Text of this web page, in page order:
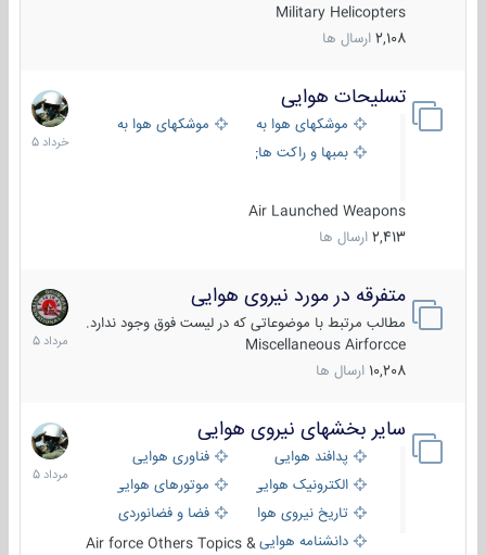
Military Helicopters
2,108 ارسال ها
تسلیحات هوایی
موشکهای هوا به هوا
موشکهای هوا به سطح
بمبها و راکت های هوایی
Air Launched Weapons
2,413 ارسال ها
30
خرداد
1405
متفرقه در مورد نیروی هوایی
مطالب مرتبط با موضوعاتی که در لیست فوق وجود ندارد.
Miscellaneous Airforcce
10,208 ارسال ها
7
مرداد
1405
سایر بخشهای نیروی هوایی
پدافند هوایی
فناوری هوایی
الکترونیک هوایی
موتورهای هوایی
تاریخ نیروی هوایی
فضا و فضانوردی
دانشنامه هواییAir force Others Topics &
2
مرداد
1405